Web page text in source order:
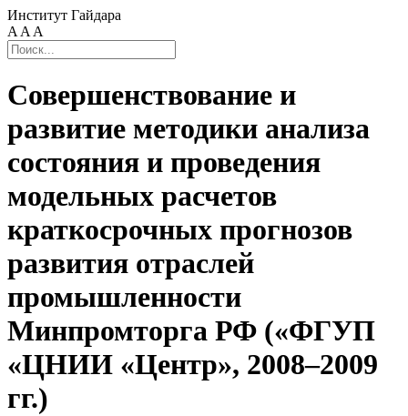
Институт Гайдара
A A A
Совершенствование и
развитие методики анализа
состояния и проведения
модельных расчетов
краткосрочных прогнозов
развития отраслей
промышленности
Минпромторга РФ («ФГУП
«ЦНИИ «Центр», 2008–2009
гг.)